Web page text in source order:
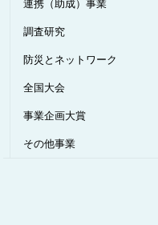
連携（助成）事業
調査研究
防災とネットワーク
全国大会
事業企画大賞
その他事業